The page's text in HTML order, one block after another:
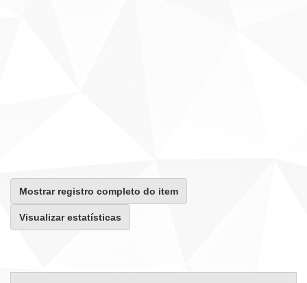
Mostrar registro completo do item
Visualizar estatísticas